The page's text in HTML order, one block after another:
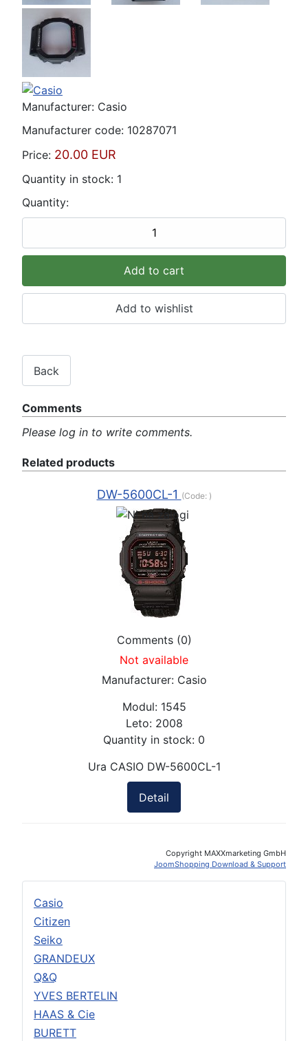
Casio
Citizen
Seiko
GRANDEUX
Q&Q
YVES BERTELIN
HAAS & Cie
BURETT
Manufacturer: Casio
Manufacturer code: 10287071
Price: 20.00 EUR
Quantity in stock: 1
Quantity:
Comments
Please log in to write comments.
Related products
DW-5600CL-1 (Code: )
Comments (0)
Not available
Manufacturer: Casio
Modul: 1545
Leto: 2008
Quantity in stock: 0
Ura CASIO DW-5600CL-1
Detail
Copyright MAXXmarketing GmbH
JoomShopping Download & Support